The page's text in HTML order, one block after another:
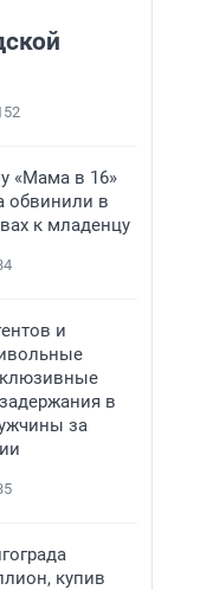
«Мама в 16»
обвинили в
к младенцу
и
в
за
купив